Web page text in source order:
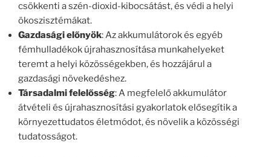
csökkenti a szén-dioxid-kibocsátást, és védi a helyi
ökoszisztémákat.
Gazdasági előnyök: Az akkumulátorok és egyéb
fémhulladékok újrahasznosítása munkahelyeket
teremt a helyi közösségekben, és hozzájárul a
gazdasági növekedéshez.
Társadalmi felelősség: A megfelelő akkumulátor
átvételi és újrahasznosítási gyakorlatok elősegítik a
környezettudatos életmódot, és növelik a közösségi
tudatosságot.